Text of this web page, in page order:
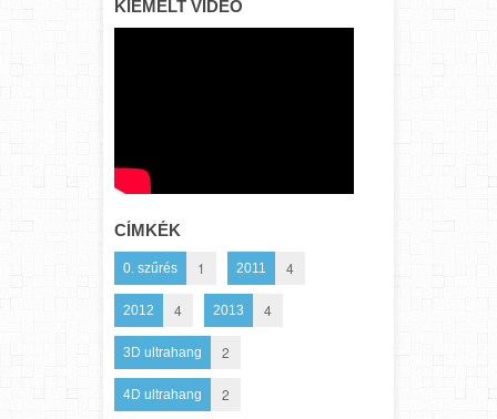
KIEMELT VIDEÓ
CÍMKÉK
0. szűrés 1 2011 4
2012 4 2013 4
3D ultrahang 2
4D ultrahang 2